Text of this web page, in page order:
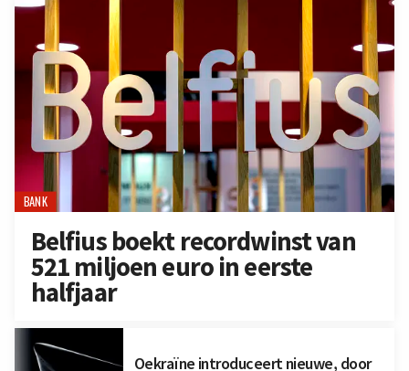
BANK
Belfius boekt recordwinst van
521 miljoen euro in eerste
halfjaar
Oekraïne introduceert nieuwe, door